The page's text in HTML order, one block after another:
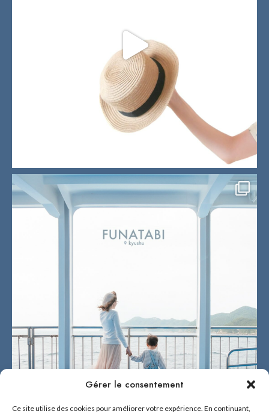
Gérer le consentement
Ce site utilise des cookies pour améliorer votre expérience. En continuant,